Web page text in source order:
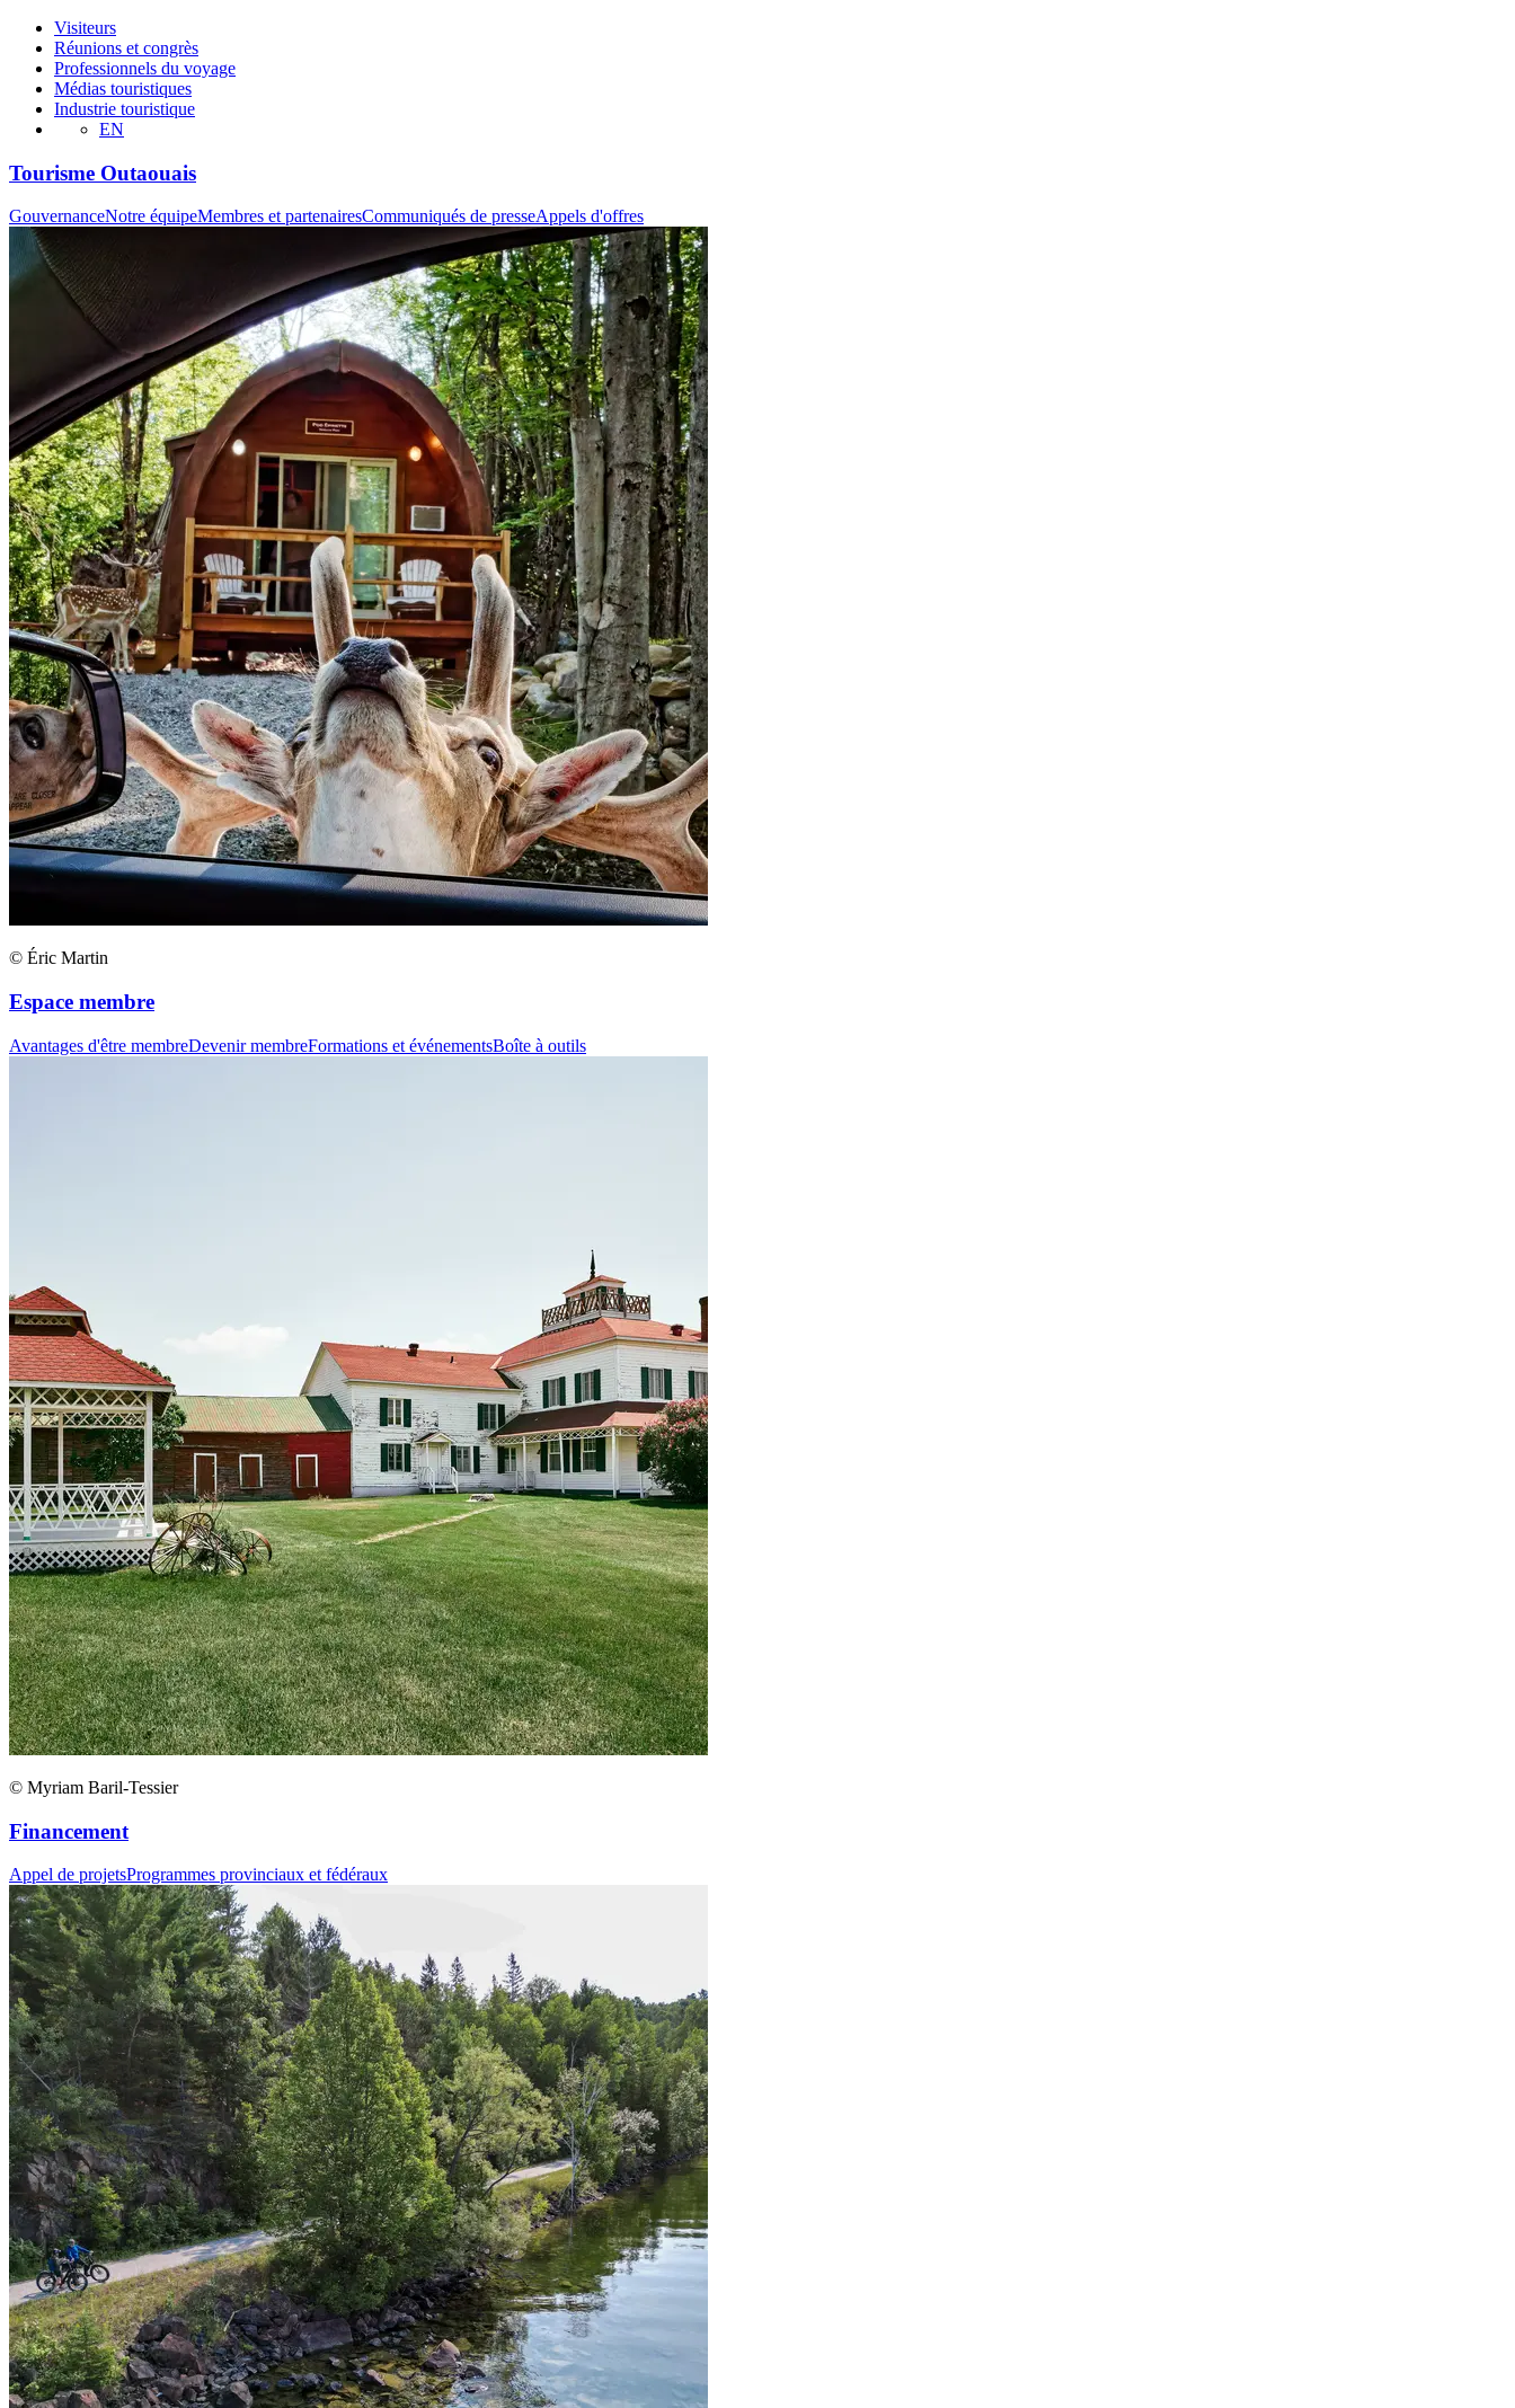
Visiteurs
Réunions et congrès
Professionnels du voyage
Médias touristiques
Industrie touristique
EN
Tourisme Outaouais
GouvernanceNotre équipeMembres et partenairesCommuniqués de presseAppels d'offres
© Éric Martin
Espace membre
Avantages d'être membreDevenir membreFormations et événementsBoîte à outils
© Myriam Baril-Tessier
Financement
Appel de projetsProgrammes provinciaux et fédéraux